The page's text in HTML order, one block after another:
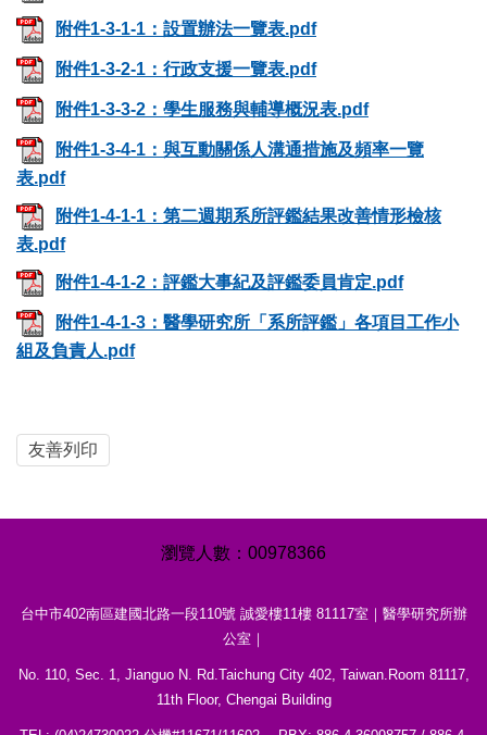
附件1-3-1-1：設置辦法一覽表.pdf
附件1-3-2-1：行政支援一覽表.pdf
附件1-3-3-2：學生服務與輔導概況表.pdf
附件1-3-4-1：與互動關係人溝通措施及頻率一覽
表.pdf
附件1-4-1-1：第二週期系所評鑑結果改善情形檢核
表.pdf
附件1-4-1-2：評鑑大事紀及評鑑委員肯定.pdf
附件1-4-1-3：醫學研究所「系所評鑑」各項目工作小
組及負責人.pdf
友善列印
00978366
台中市402南區建國北路一段110號 誠愛樓11樓 81117室｜醫學研究所辦
公室｜
No. 110, Sec. 1, Jianguo N. Rd.Taichung City 402, Taiwan.Room 81117,
11th Floor, Chengai Building